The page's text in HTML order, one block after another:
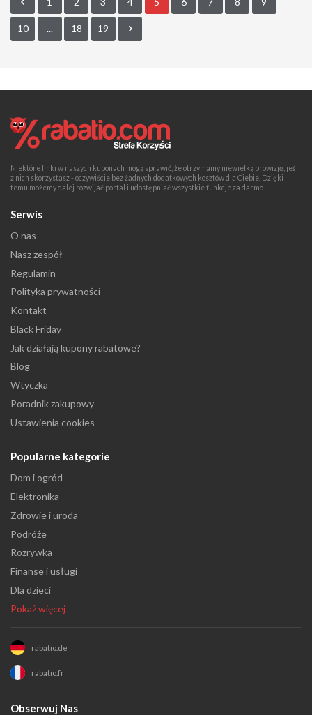
10 ... 18 19
Niektóre linki w naszych kuponach mogą sprawić, że otrzymamy niewielką prowizję, jeśli
z nich skorzystasz - oczywiście bez żadnych dodatkowych kosztów dla Ciebie. Dzięki
temu możemy dalej rozwijać portal i udostępniać wszystkie funkcje za darmo.
Serwis
O nas
Nasz zespół
Regulamin
Polityka prywatności
Kontakt
Black Friday
Jak działają kupony rabatowe?
Blog
Wtyczka
Poradnik zakupowy
Ustawienia cookies
Popularne kategorie
Dom i ogród
Elektronika
Zdrowie i uroda
Podróże
Rozrywka
Finanse i usługi
Dla dzieci
Pokaż więcej
rabatio.de
rabatio.fr
Obserwuj Nas